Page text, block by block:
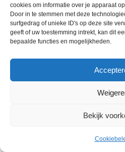
cookies om informatie over je apparaat
Door in te stemmen met deze
surfgedrag of unieke ID's op deze site
geeft of uw toestemming intrekt, kan dit
bepaalde functies en mogelijkheden.
Bekijk
Wie zijn wij
Contact met onze inkoop
Klantenservice
Annuleer & Retourbeleid
Horeca-
Wij gebruiken cookies om
gaat u akkoord met ons